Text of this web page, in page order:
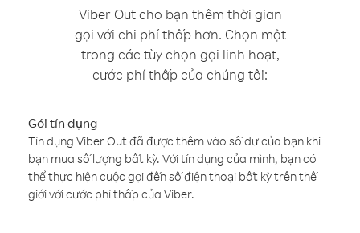
Viber Out cho bạn thêm thời gian
gọi với chi phí thấp hơn. Chọn một
trong các tùy chọn gọi linh hoạt,
cước phí thấp của chúng tôi:
Gói tín dụng
Tín dụng Viber Out đã được thêm vào số dư của bạn khi
bạn mua số lượng bất kỳ. Với tín dụng của mình, bạn có
thể thực hiện cuộc gọi đến số điện thoại bất kỳ trên thế
giới với cước phí thấp của Viber.